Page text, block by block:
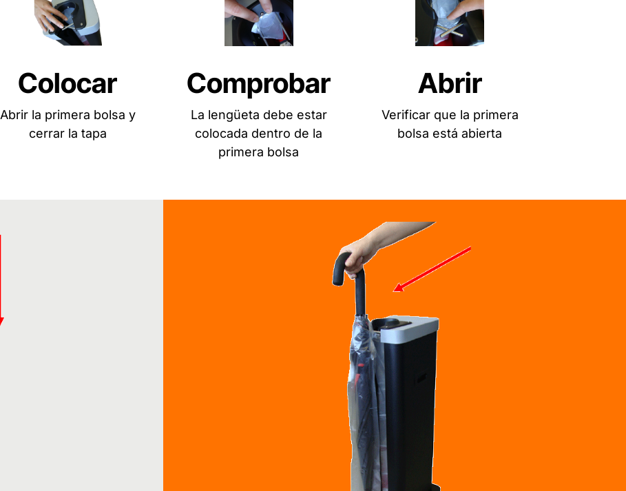
Colocar
Abrir la primera bolsa y
cerrar la tapa
Comprobar
La lengüeta debe estar
colocada dentro de la
primera bolsa
Abrir
Verificar que la primera
bolsa está abierta